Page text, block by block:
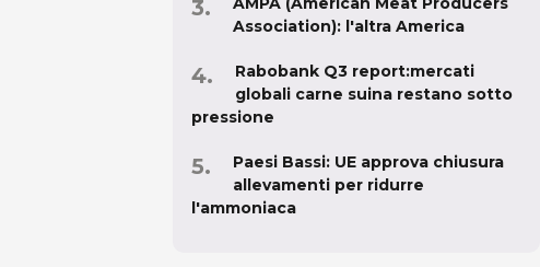
Association): l'altra America
Rabobank Q3 report:mercati
globali carne suina restano sotto
pressione
Paesi Bassi: UE approva chiusura
allevamenti per ridurre
l'ammoniaca